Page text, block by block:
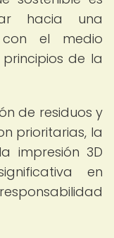
hacia una
con el medio
de la
de residuos y
prioritarias, la
impresión 3D
en